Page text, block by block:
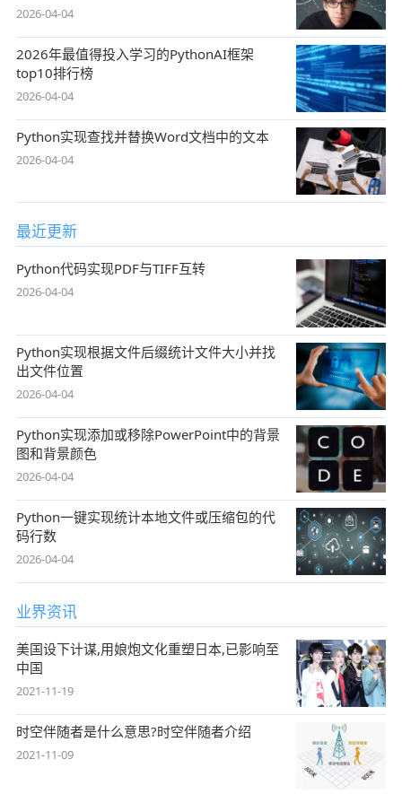
2026-04-04
2026年最值得投入学习的PythonAI框架
top10排行榜
2026-04-04
Python实现查找并替换Word文档中的文本
2026-04-04
最近更新
Python代码实现PDF与TIFF互转
2026-04-04
Python实现根据文件后缀统计文件大小并找
出文件位置
2026-04-04
Python实现添加或移除PowerPoint中的背景
图和背景颜色
2026-04-04
Python一键实现统计本地文件或压缩包的代
码行数
2026-04-04
业界资讯
美国设下计谋,用娘炮文化重塑日本,已影响至
中国
2021-11-19
时空伴随者是什么意思?时空伴随者介绍
2021-11-09